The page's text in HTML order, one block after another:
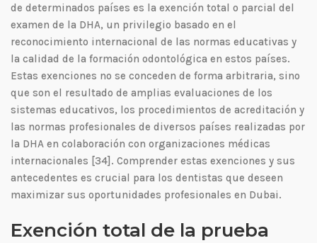
de determinados países es la exención total o parcial del
examen de la DHA, un privilegio basado en el
reconocimiento internacional de las normas educativas y
la calidad de la formación odontológica en estos países.
Estas exenciones no se conceden de forma arbitraria, sino
que son el resultado de amplias evaluaciones de los
sistemas educativos, los procedimientos de acreditación y
las normas profesionales de diversos países realizadas por
la DHA en colaboración con organizaciones médicas
internacionales [34]. Comprender estas exenciones y sus
antecedentes es crucial para los dentistas que deseen
maximizar sus oportunidades profesionales en Dubai.
Exención total de la prueba